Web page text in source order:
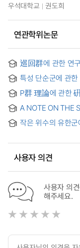
우석대학교 권도희
연관학위논문
巡回群에 관한 연구
특성 단순군에 관
P群 理論에 관한
A NOTE ON THE
작은 위수의 유한
사용자 의견
사용자 의
해주세요.